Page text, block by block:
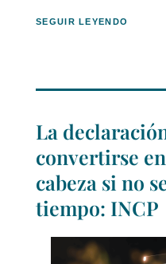
SEGUIR LEYENDO
La
convertirse
cabeza si no
tiempo: INCP